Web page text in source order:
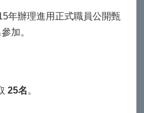
年辦理進用正式職員公開甄
加。
25名 。